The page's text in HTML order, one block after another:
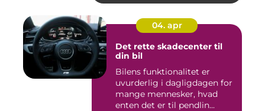
04. apr
Det rette skadecenter til
din bil
Bilens funktionalitet er
uvurderlig i dagligdagen for
mange mennesker, hvad
enten det er til pendlin...